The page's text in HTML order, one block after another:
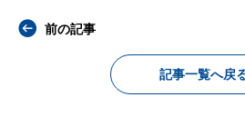
前の記事
記事一覧へ戻